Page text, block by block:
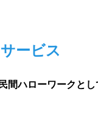
ービス
ハローワークと